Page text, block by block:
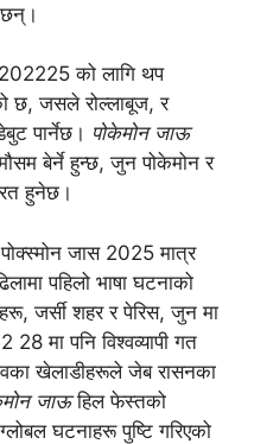
को लागि थप
छ, जसले रोल्लाबूज, र
पार्नेछ। पोकेमोन जाऊ
बेर्ने हुन्छ, जुन पोकेमोन र
हुनेछ।
जास 2025 मात्र
पहिलो भाषा घटनाको
जर्सी शहर र पेरिस, जुन मा
मा पनि विश्वव्यापी गत
खेलाडीहरूले जेब रासनका
जाऊहिल फेस्तको
घटनाहरू पुष्टि गरिएको